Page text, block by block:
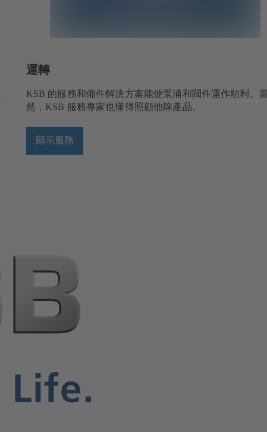
運轉
KSB 的服務和備件解決方案能使泵浦和閥件運作順利。
然，KSB 服務專家也懂得照顧他牌產品。
顯示服務